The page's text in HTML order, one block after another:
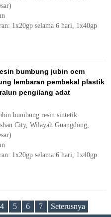
1x20gp selama 6 hari, 1x40gp
bumbung jubin oem
lembaran pembekal plastik
pengilang adat
bumbung resin sintetik
City, Wilayah Guangdong,
1x20gp selama 6 hari, 1x40gp
4 5 6 7 Seterusnya